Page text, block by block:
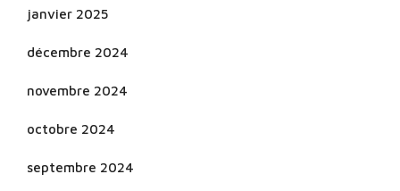
janvier 2025
décembre 2024
novembre 2024
octobre 2024
septembre 2024